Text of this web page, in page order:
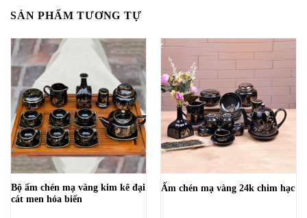
SẢN PHẨM TƯƠNG TỰ
Bộ ấm chén mạ vàng kim kê đại
cát men hỏa biến
Ấm chén mạ vàng 24k chim hạc